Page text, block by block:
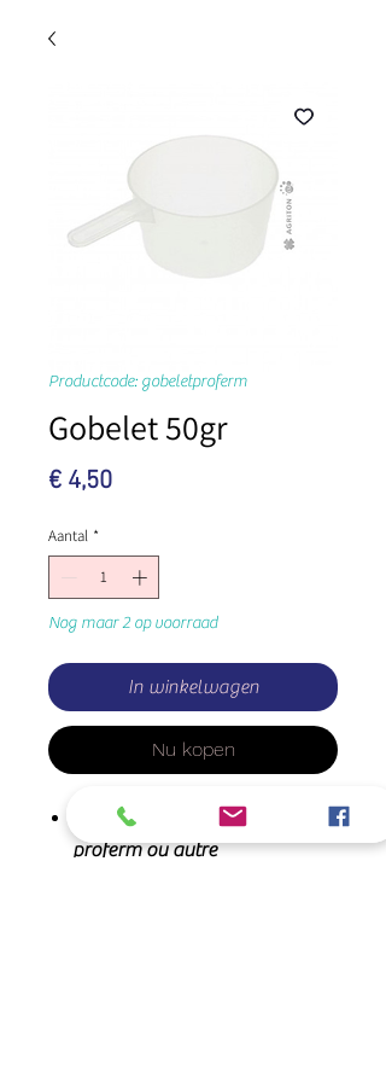
Productcode: gobeletproferm
Gobelet 50gr
€ 4,50Prijs
Aantal *
Nog maar 2 op voorraad
In winkelwagen
Nu kopen
mesurette 50 gr pour le
proferm ou autre